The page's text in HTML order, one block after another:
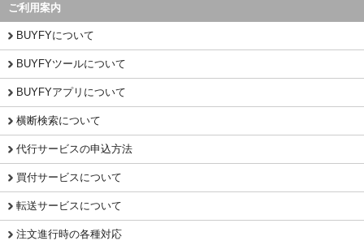
ご利用案内
BUYFYについて
BUYFYツールについて
BUYFYアプリについて
横断検索について
代行サービスの申込方法
買付サービスについて
転送サービスについて
注文進行時の各種対応